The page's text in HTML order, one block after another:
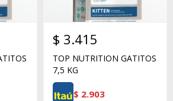
$ 3.415
TOP NUTRITION GATITOS
7,5 KG
$ 2.903